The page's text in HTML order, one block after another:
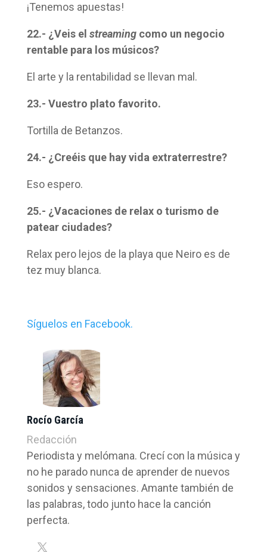
¡Tenemos apuestas!
22.- ¿Veis el streamingcomo un negocio
rentable para los músicos?
El arte y la rentabilidad se llevan mal.
23.- Vuestro plato favorito.
Tortilla de Betanzos.
24.- ¿Creéis que hay vida extraterrestre?
Eso espero.
25.- ¿Vacaciones de relax o turismo de
patear ciudades?
Relax pero lejos de la playa que Neiro es de
tez muy blanca.
Síguelos en Facebook.
Rocío García
Redacción
Periodista y melómana. Crecí con la música y
no he parado nunca de aprender de nuevos
sonidos y sensaciones. Amante también de
las palabras, todo junto hace la canción
perfecta.